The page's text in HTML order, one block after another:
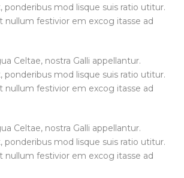
ponderibus mod lisque suis ratio utitur.
nullum festivior em excog itasse ad
Celtae, nostra Galli appellantur.
ponderibus mod lisque suis ratio utitur.
nullum festivior em excog itasse ad
Celtae, nostra Galli appellantur.
ponderibus mod lisque suis ratio utitur.
nullum festivior em excog itasse ad